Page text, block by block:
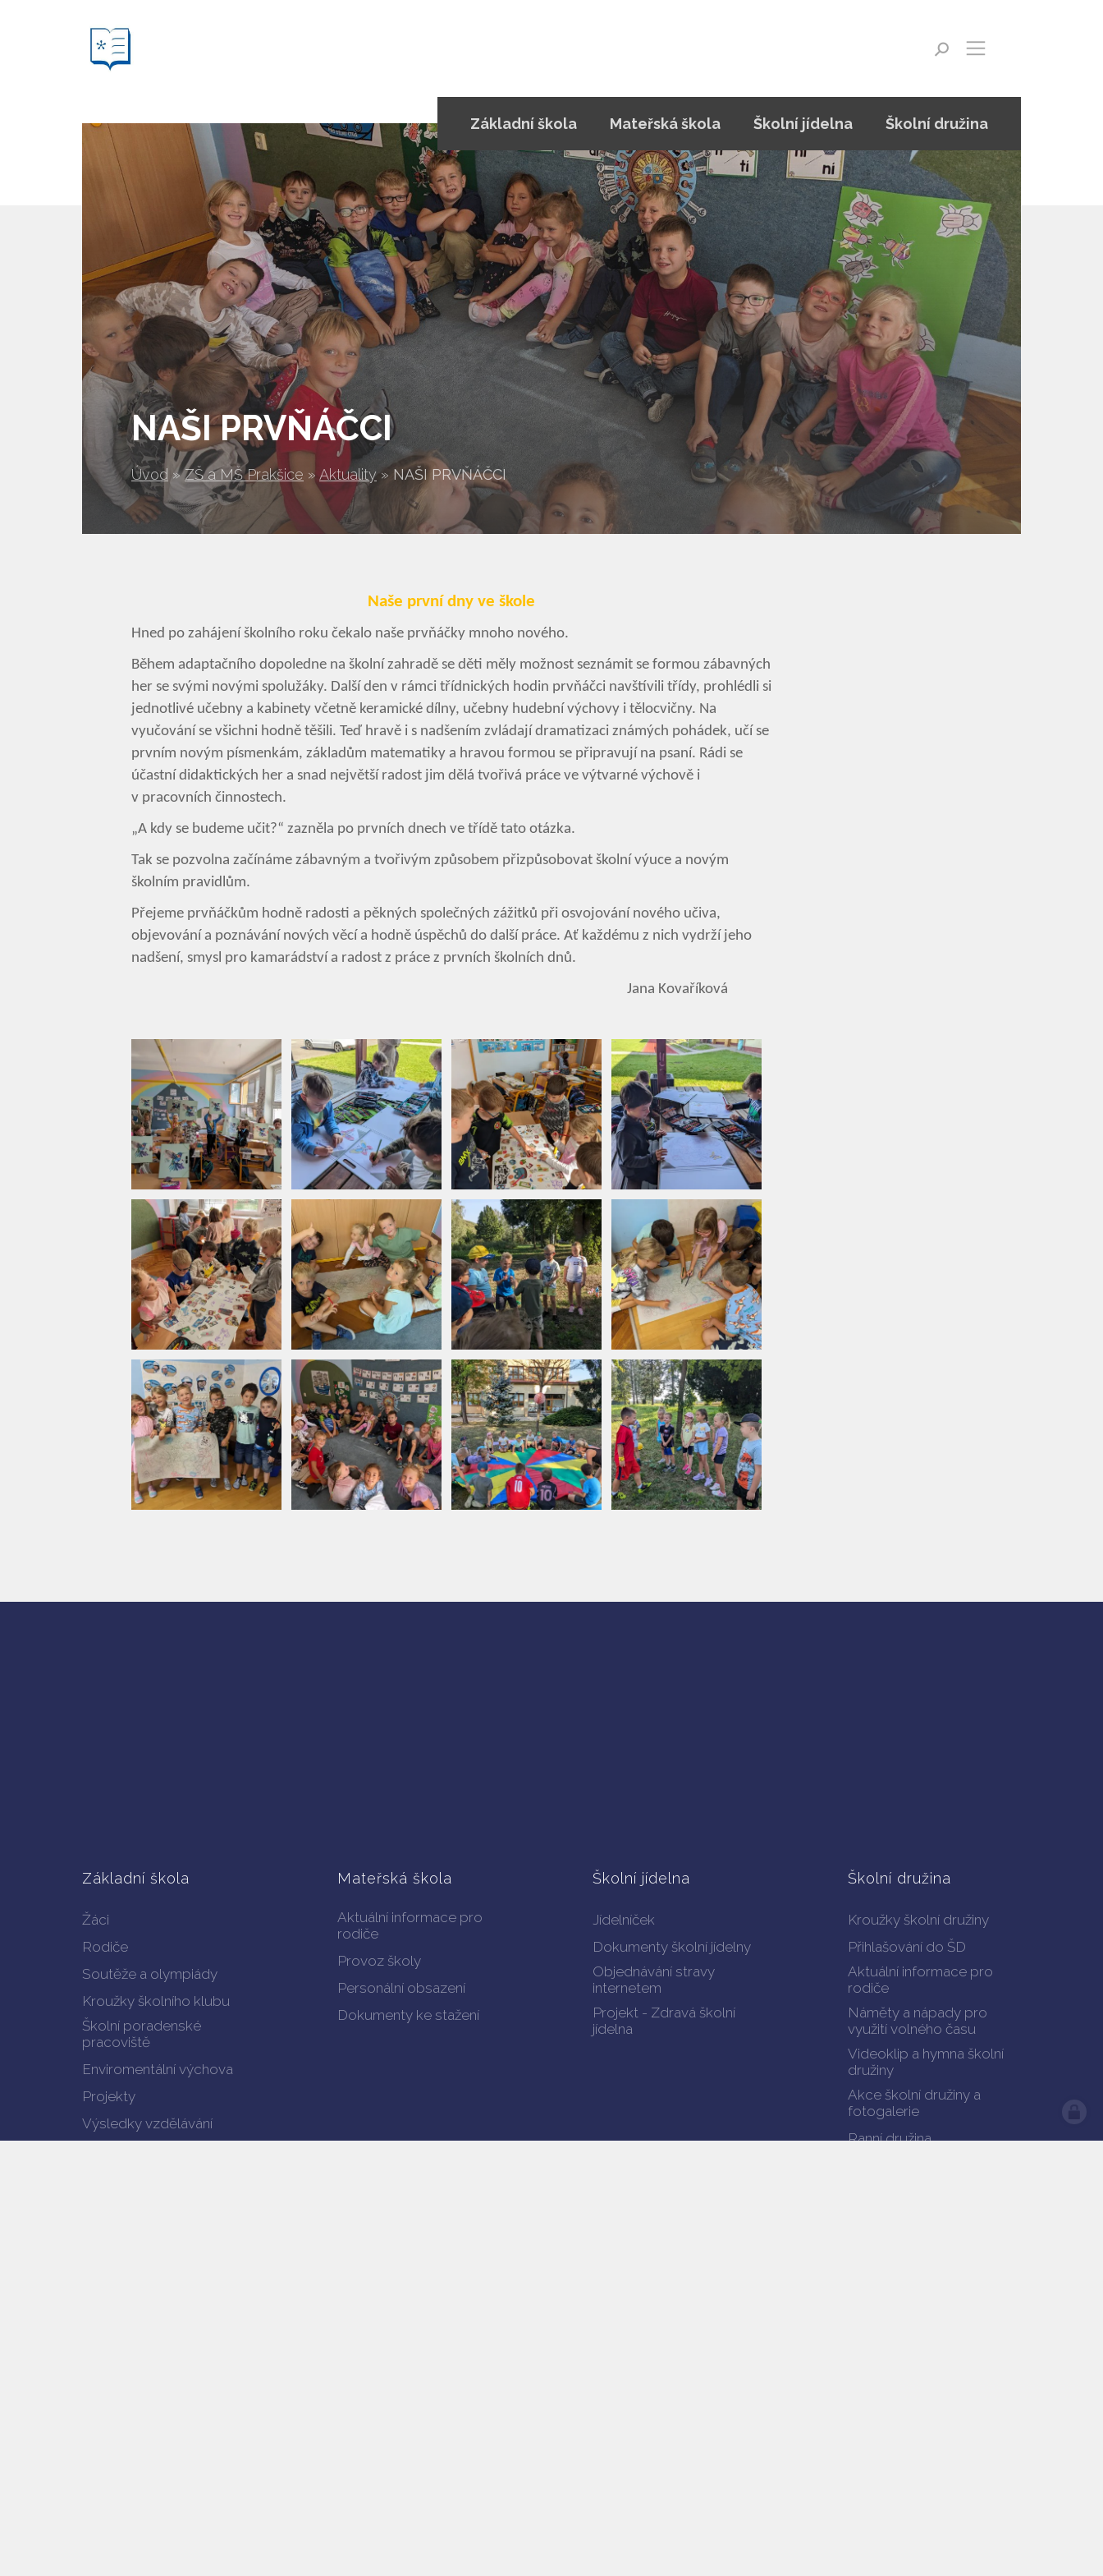
Vyhledávání na webu
NAŠI PRVŇÁČCI
Úvod » ZŠ a MŠ Prakšice » Aktuality » NAŠI PRVŇÁČCI
Základní škola Mateřská škola Školní jídelna Školní družina
Naše první dny ve škole
Hned po zahájení školního roku čekalo naše prvňáčky mnoho nového.
Během adaptačního dopoledne na školní zahradě se děti měly možnost seznámit se formou zábavných
her se svými novými spolužáky. Další den v rámci třídnických hodin prvňáčci navštívili třídy, prohlédli si
jednotlivé učebny a kabinety včetně keramické dílny, učebny hudební výchovy i tělocvičny. Na
vyučování se všichni hodně těšili. Teď hravě i s nadšením zvládají dramatizaci známých pohádek, učí se
prvním novým písmenkám, základům matematiky a hravou formou se připravují na psaní. Rádi se
účastní didaktických her a snad největší radost jim dělá tvořivá práce ve výtvarné výchově i
v pracovních činnostech.
„A kdy se budeme učit?“ zazněla po prvních dnech ve třídě tato otázka.
Tak se pozvolna začínáme zábavným a tvořivým způsobem přizpůsobovat školní výuce a novým
školním pravidlům.
Přejeme prvňáčkům hodně radosti a pěkných společných zážitků při osvojování nového učiva,
objevování a poznávání nových věcí a hodně úspěchů do další práce. Ať každému z nich vydrží jeho
nadšení, smysl pro kamarádství a radost z práce z prvních školních dnů.
Jana Kovaříková
Základní škola
Žáci
Rodiče
Soutěže a olympiády
Kroužky školního klubu
Školní poradenské
pracoviště
Enviromentální výchova
Projekty
Výsledky vzdělávání
Mateřská škola
Aktuální informace pro
rodiče
Provoz školy
Personální obsazení
Dokumenty ke stažení
Školní jídelna
Jídelníček
Dokumenty školní jídelny
Objednávání stravy
internetem
Projekt - Zdravá školní
jídelna
Školní družina
Kroužky školní družiny
Přihlašování do ŠD
Aktuální informace pro
rodiče
Náměty a nápady pro
využití volného času
Videoklip a hymna školní
družiny
Akce školní družiny a
fotogalerie
Ranní družina